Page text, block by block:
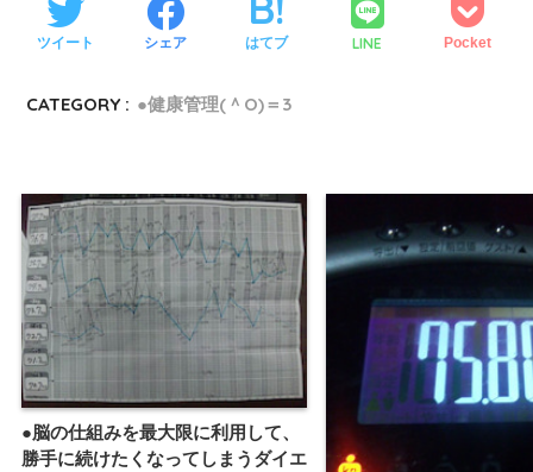
ツイート シェア はてブ LINE Pocket
CATEGORY : ●健康管理(＾O)＝3
●脳の仕組みを最大限に利用して、
勝手に続けたくなってしまうダイエ